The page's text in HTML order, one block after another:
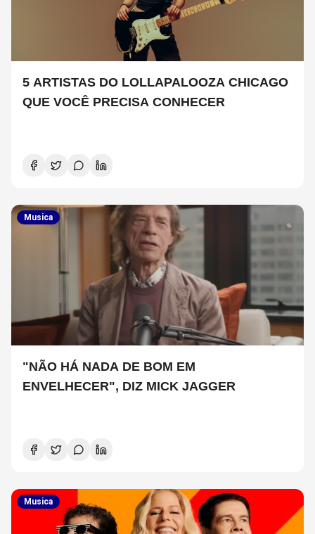
5 ARTISTAS DO LOLLAPALOOZA CHICAGO
QUE VOCÊ PRECISA CONHECER
Musica
"NÃO HÁ NADA DE BOM EM
ENVELHECER", DIZ MICK JAGGER
Musica